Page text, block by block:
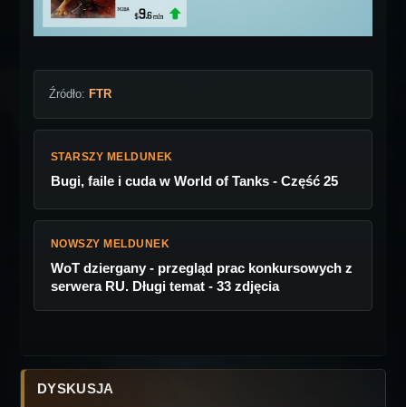
Źródło: FTR
STARSZY MELDUNEK
Bugi, faile i cuda w World of Tanks - Część 25
NOWSZY MELDUNEK
WoT dziergany - przegląd prac konkursowych z
serwera RU. Długi temat - 33 zdjęcia
DYSKUSJA